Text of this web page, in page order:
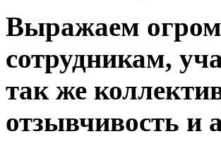
Выражаем
сотрудникам,
так же
отзывчивость и